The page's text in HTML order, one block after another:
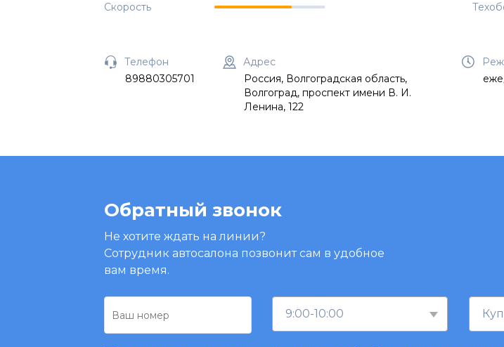
Скорость
Телефон
89880305701
Адрес
Россия, Волгоградская область,
Волгоград, проспект имени В. И.
Ленина, 122
Обратный звонок
Не хотите ждать на линии?
Сотрудник автосалона позвонит сам в удобное
вам время.
9:00-10:00